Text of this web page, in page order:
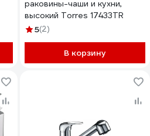
раковины-чаши и кухни,
высокий Torres 17433TR
5(2)
В корзину